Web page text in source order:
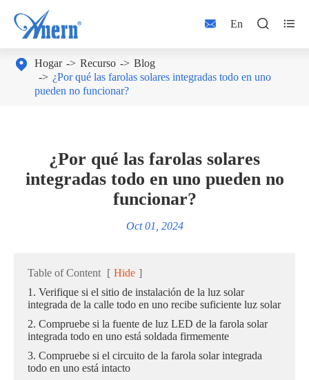
 En  
 Hogar Recurso
Blog
¿Por qué las farolas solares integradas todo en uno
pueden no funcionar?
¿Por qué las farolas solares
integradas todo en uno pueden no
funcionar?
Oct 01, 2024
Table of Content [ Hide ]
1. Verifique si el sitio de instalación de la luz solar
integrada de la calle todo en uno recibe suficiente luz solar
2. Compruebe si la fuente de luz LED de la farola solar
integrada todo en uno está soldada firmemente
3. Compruebe si el circuito de la farola solar integrada
todo en uno está intacto